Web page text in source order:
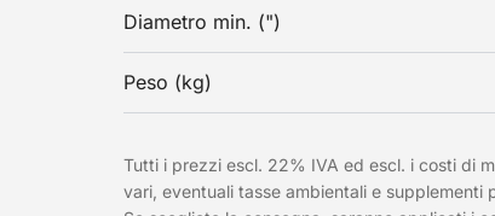
Diametro min. (")
Peso (kg)
Tutti i prezzi escl. 22% IVA ed escl. i costi di
vari, eventuali tasse ambientali e